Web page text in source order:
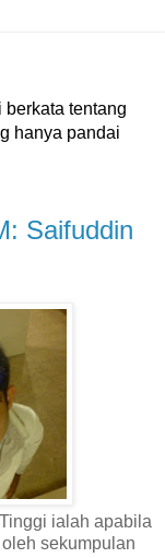
tentang
hanya pandai
Saifuddin
ialah apabila
sekumpulan